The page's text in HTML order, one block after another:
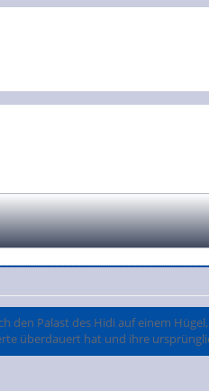
den Palast des Hidi auf einem
überdauert hat und ihre